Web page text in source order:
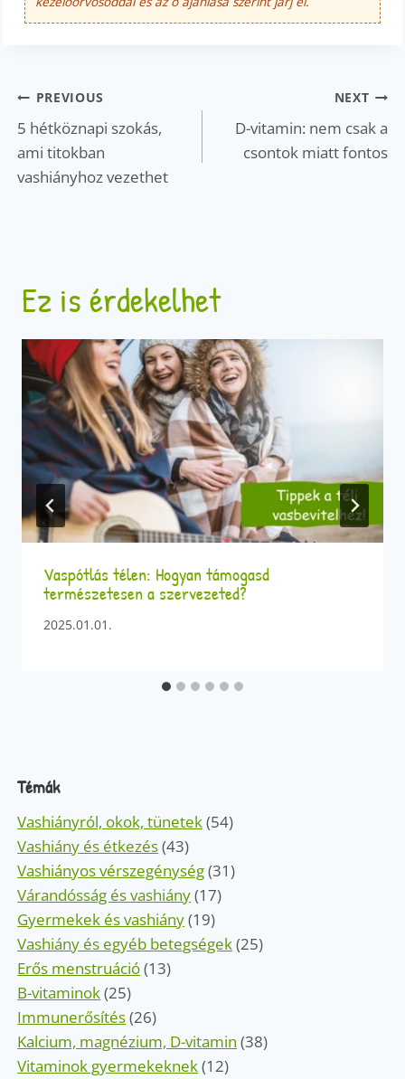
Bejegyzés
navigáció
PREVIOUS
5 hétköznapi szokás,
ami titokban
vashiányhoz vezethet
NEXT
D-vitamin: nem csak a
csontok miatt fontos
Ez is érdekelhet
Vaspótlás télen: Hogyan támogasd
természetesen a szervezeted?
2025.01.01.
Témák
Vashiányról, okok, tünetek(54)
Vashiány és étkezés(43)
Vashiányos vérszegénység(31)
Várandósság és vashiány(17)
Gyermekek és vashiány(19)
Vashiány és egyéb betegségek(25)
Erős menstruáció(13)
B-vitaminok(25)
Immunerősítés(26)
Kalcium, magnézium, D-vitamin (38)
Vitaminok gyermekeknek(12)